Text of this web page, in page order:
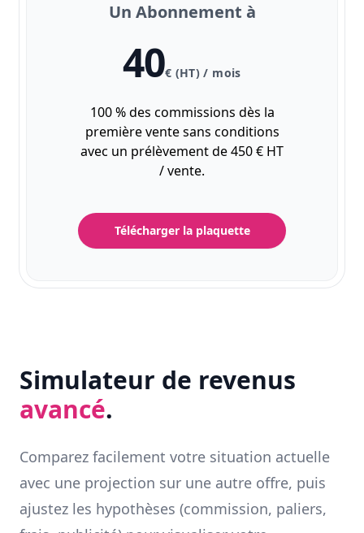
Un Abonnement à
40€ (HT) / mois
100 % des commissions dès la
première vente sans conditions
avec un prélèvement de 450 € HT
/ vente.
Télécharger la plaquette
Simulateur de revenus
avancé.
Comparez facilement votre situation actuelle
avec une projection sur une autre offre, puis
ajustez les hypothèses (commission, paliers,